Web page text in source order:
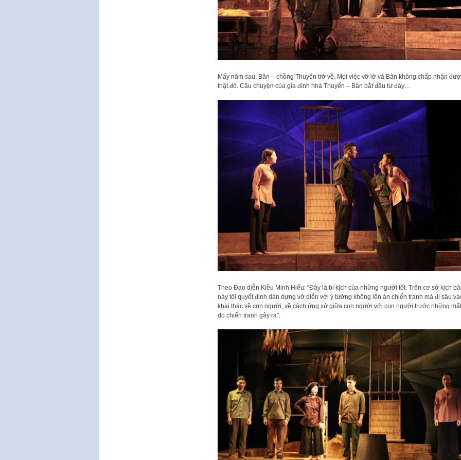
Mấy năm sau, Bân – chồng Thuyến trở về. Mọi việc vỡ lở và Bân không chấp nhận
thật đó. Câu chuyện của gia đình nhà Thuyến – Bân bắt đầu từ đây…
Theo Đạo diễn Kiều Minh Hiếu: “Đây là bi kịch của những người tốt. Trên cơ sở kịch
này tôi quyết định dàn dựng vở diễn với ý tưởng không lên án chiến tranh mà đi sâu
khai thác về con người, về cách ứng xử giữa con người với con người trước những
do chiến tranh gây ra”.